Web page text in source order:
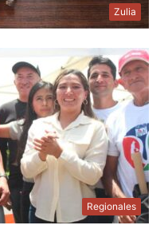
Zulia
Regionales